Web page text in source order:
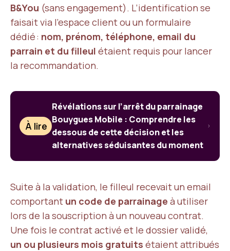
B&You (sans engagement). L’identification se
faisait via l’espace client ou un formulaire
dédié : nom, prénom, téléphone, email du
parrain et du filleul étaient requis pour lancer
la recommandation.
À lire
Révélations sur l’arrêt du parrainage
Bouygues Mobile : Comprendre les
dessous de cette décision et les
alternatives séduisantes du moment
Suite à la validation, le filleul recevait un email
comportant un code de parrainage à utiliser
lors de la souscription à un nouveau contrat.
Une fois le contrat activé et le dossier validé,
un ou plusieurs mois gratuits étaient attribués